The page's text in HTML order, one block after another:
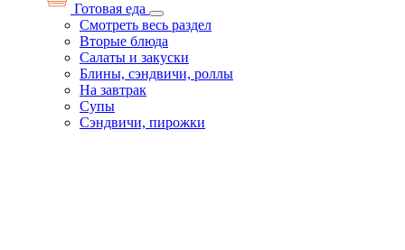
Готовая еда
Смотреть весь раздел
Вторые блюда
Салаты и закуски
Блины, сэндвичи, роллы
На завтрак
Супы
Сэндвичи, пирожки